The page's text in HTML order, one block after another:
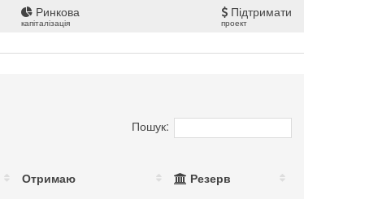
Ринкова
капіталізація
Підтримати
проект
Пошук:
Отримаю
Резерв